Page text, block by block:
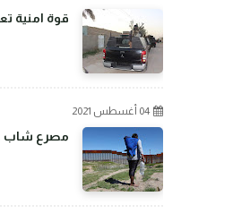
قوة امنية
04 أغسطس 2021
مصرع شاب